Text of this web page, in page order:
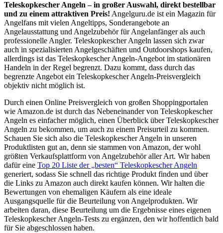
Teleskopkescher Angeln – in großer Auswahl, direkt bestellbar
und zu einem attraktiven Preis! Angelguru.de ist ein Magazin für
Angelfans mit vielen Angeltipps, Sonderangebote an
Angelausstattung und Angelzubehör für Angelanfänger als auch
professionelle Angler. Teleskopkescher Angeln lassen sich zwar
auch in spezialisierten Angelgeschäften und Outdoorshops kaufen,
allerdings ist das Teleskopkescher Angeln-Angebot im stationären
Handeln in der Regel begrenzt. Dazu kommt, dass durch das
begrenzte Angebot ein Teleskopkescher Angeln-Preisvergleich
objektiv nicht möglich ist.
Durch einen Online Preisvergleich von großen Shoppingportalen
wie Amazon.de ist durch das Nebeneinander von Teleskopkescher
Angeln es einfacher möglich, einen Überblick über Teleskopkescher
Angeln zu bekommen, um auch zu einem Preisurteil zu kommen.
Schauen Sie sich also die Teleskopkescher Angeln in unseren
Produktlisten gut an, denn sie stammen von Amazon, der wohl
größten Verkaufsplattform von Angelzubehör aller Art. Wir haben
dafür eine Top 20 Liste der „besten“ Teleskopkescher Angeln
generiert, sodass Sie schnell das richtige Produkt finden und über
die Links zu Amazon auch direkt kaufen können. Wir halten die
Bewertungen von ehemaligen Käufern als eine ideale
Ausgangsquelle für die Beurteilung von Angelprodukten. Wir
arbeiten daran, diese Beurteilung um die Ergebnisse eines eigenen
Teleskopkescher Angeln-Tests zu ergänzen, den wir hoffentlich bald
für Sie abgeschlossen haben.